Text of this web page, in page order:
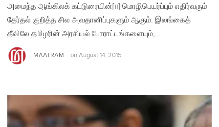
அமைந்த ஆங்கிலக் கட்டுரையின்[ii] மொழிபெயர்ப்பும் எதிர்வரும்
தேர்தல் குறித்த சில அவதானிப்புகளும் ஆகும். இலங்கைத்
தீவிலே தமிழரின் அரசியல் போராட்டங்களையும்,…
MAATRAM on August 14, 2015